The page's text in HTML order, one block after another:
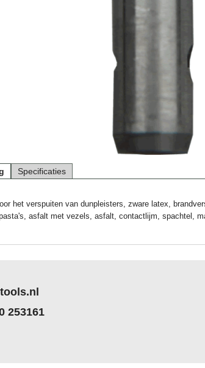
Specificaties
het verspuiten van dunpleisters, zware latex,
asfalt met vezels, asfalt, contactlijm, spachtel,
253161